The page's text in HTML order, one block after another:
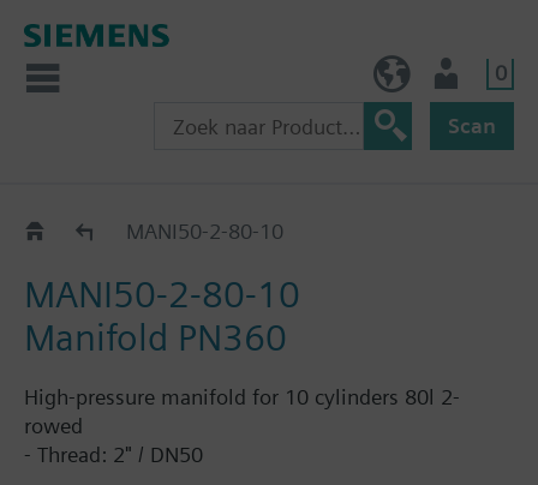
0
Scan
CatalogusMANI50-2-80-10
MANI50-2-80-10
Manifold PN360
High-pressure manifold for 10 cylinders 80l 2-
rowed
- Thread: 2" / DN50